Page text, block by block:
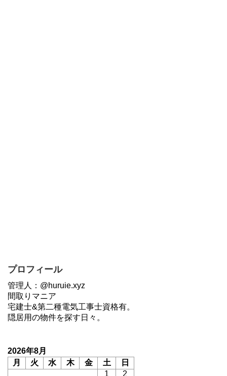
プロフィール
管理人：@huruie.xyz
間取りマニア
宅建士&第二種電気工事士資格有。
隠居用の物件を探す日々。
2026年8月
月
火 水 木 金 土
日
1
2